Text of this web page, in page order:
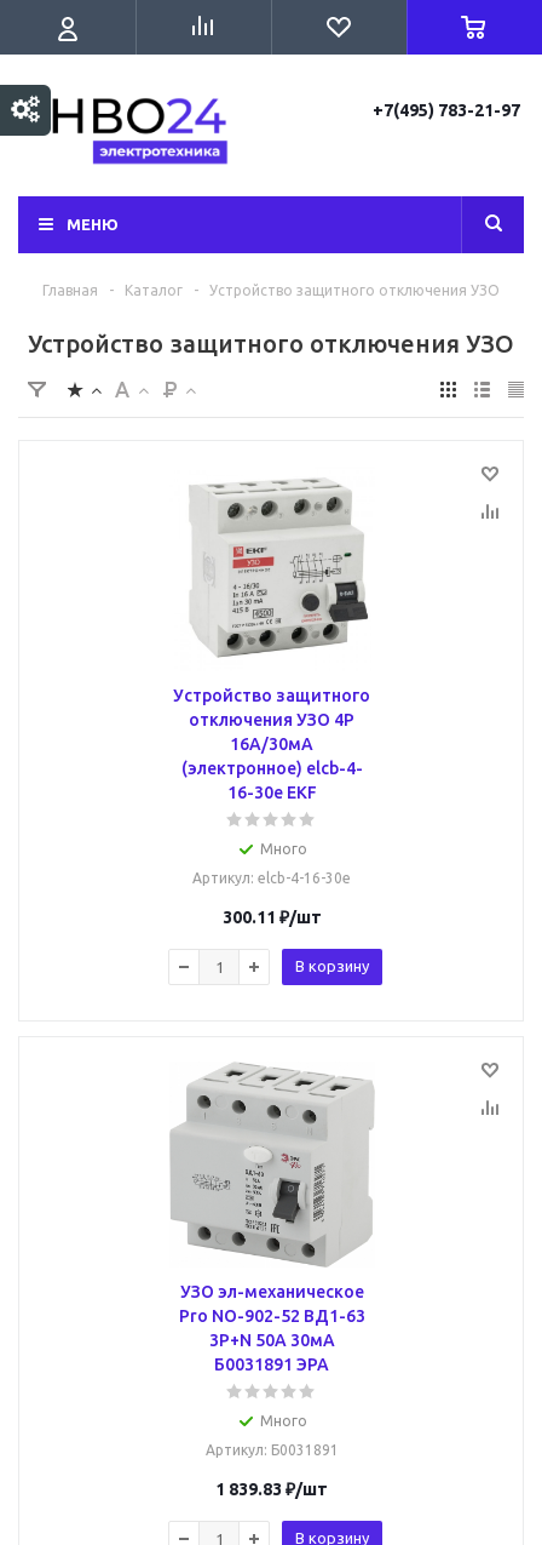
+7(495) 783-21-97
МЕНЮ
Главная - Каталог - Устройство защитного отключения УЗО
Устройство защитного отключения УЗО
Устройство защитного
отключения УЗО 4P
16А/30мА
(электронное) elcb-4-
16-30e EKF
Много
Артикул: elcb-4-16-30e
300.11 ₽/шт
В корзину
УЗО эл-механическое
Pro NO-902-52 ВД1-63
3P+N 50А 30мА
Б0031891 ЭРА
Много
Артикул: Б0031891
1 839.83 ₽/шт
В корзину